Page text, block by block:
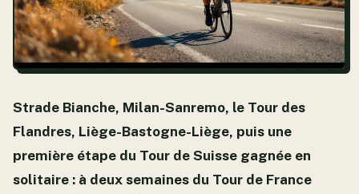
Strade Bianche, Milan-Sanremo, le Tour des
Flandres, Liège-Bastogne-Liège, puis une
première étape du Tour de Suisse gagnée en
solitaire : à deux semaines du Tour de France